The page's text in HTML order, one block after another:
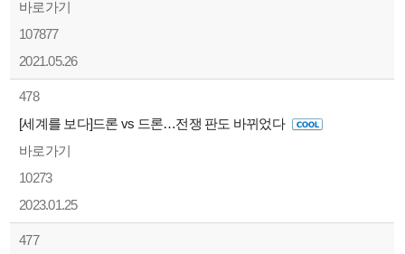
바로가기
107877
2021.05.26
478
[세계를 보다]드론 vs 드론…전쟁 판도 바뀌었다
바로가기
10273
2023.01.25
477